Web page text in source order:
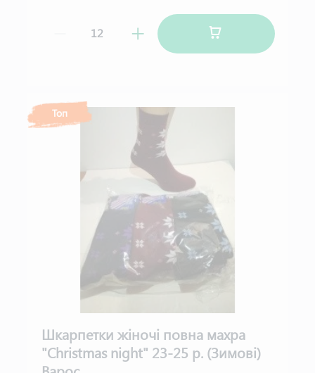
Топ
Шкарпетки жіночі повна махра
"Christmas night" 23-25 р. (Зимові)